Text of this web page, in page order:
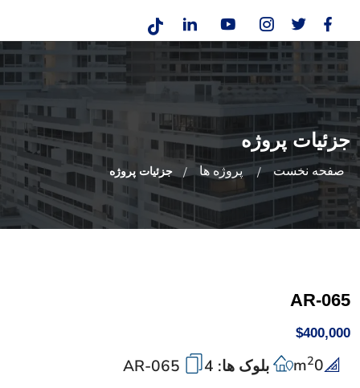
جزئیات پروژه
صفحه نخست پروژه ها جزئیات پروژه
AR-065
$400,000
0
m2 بلوک ها: 4